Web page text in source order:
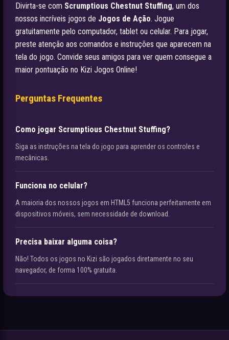
Divirta-se com Scrumptious Chestnut Stuffing, um dos
nossos incríveis jogos de Jogos de Ação. Jogue
gratuitamente pelo computador, tablet ou celular. Para jogar,
preste atenção aos comandos e instruções que aparecem na
tela do jogo. Convide seus amigos para ver quem consegue a
maior pontuação no Kizi Jogos Online!
Perguntas Frequentes
Como jogar Scrumptious Chestnut Stuffing?
Siga as instruções na tela do jogo para aprender os controles e
mecânicas.
Funciona no celular?
A maioria dos nossos jogos em HTML5 funciona perfeitamente em
dispositivos móveis, sem necessidade de download.
Precisa baixar alguma coisa?
Não! Todos os jogos no Kizi são jogados diretamente no seu
navegador, de forma 100% gratuita.